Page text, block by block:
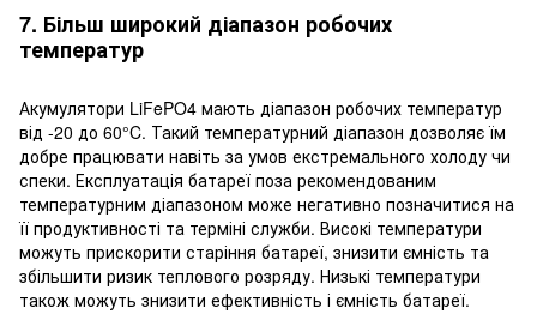
7. Більш широкий діапазон робочих
температур
Акумулятори LiFePO4 мають діапазон робочих температур
від -20 до 60°C. Такий температурний діапазон дозволяє їм
добре працювати навіть за умов екстремального холоду чи
спеки. Експлуатація батареї поза рекомендованим
температурним діапазоном може негативно позначитися на
її продуктивності та терміні служби. Високі температури
можуть прискорити старіння батареї, знизити ємність та
збільшити ризик теплового розряду. Низькі температури
також можуть знизити ефективність і ємність батареї.